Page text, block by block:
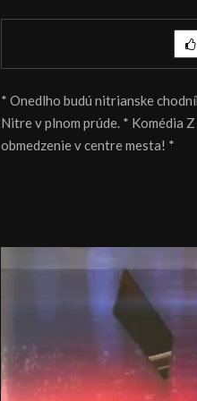
* Onedlho budú nitrianske
Nitre v plnom prúde. * Komédia
obmedzenie v centre mesta! *
o
p
r